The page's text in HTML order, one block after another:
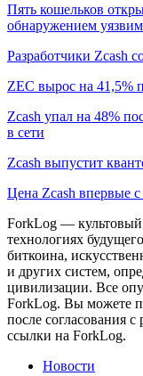
Пять кошельков
обнаружением
Разработчики Zcash
ZEC вырос на 41,5%
Zcash упал на 48%
в сети
Zcash выпустит
Цена Zcash впервые
ForkLog —
технологиях
биткоина,
и других систем,
цивилизации. Все
ForkLog. Вы можете
после согласования
ссылки на ForkLog.
Новости